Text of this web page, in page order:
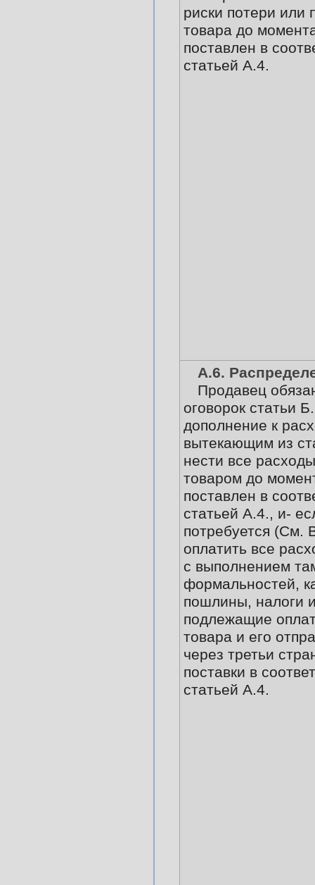
риски потери или
товара до
поставлен в
статьей А.4.
А.6.
Продавец
оговорок статьи
дополнение к
вытекающим из
нести все
товаром до
поставлен в
статьей А.4., и-
потребуется (См.
оплатить все
с выполнением
формальностей,
пошлины, налоги
подлежащие
товара и его
через третьи
поставки в
статьей А.4.